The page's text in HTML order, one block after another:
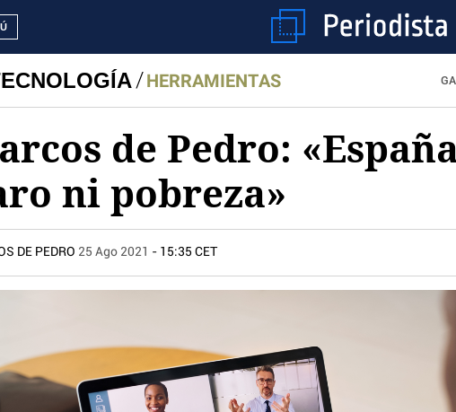
HERRAMIENTAS
de Pedro:
ni pobreza»
DE PEDRO 25 Ago 2021 - 15:35 CET